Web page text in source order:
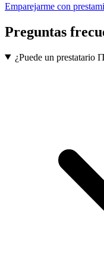
Emparejarme con
Preguntas
¿Puede un prestatario